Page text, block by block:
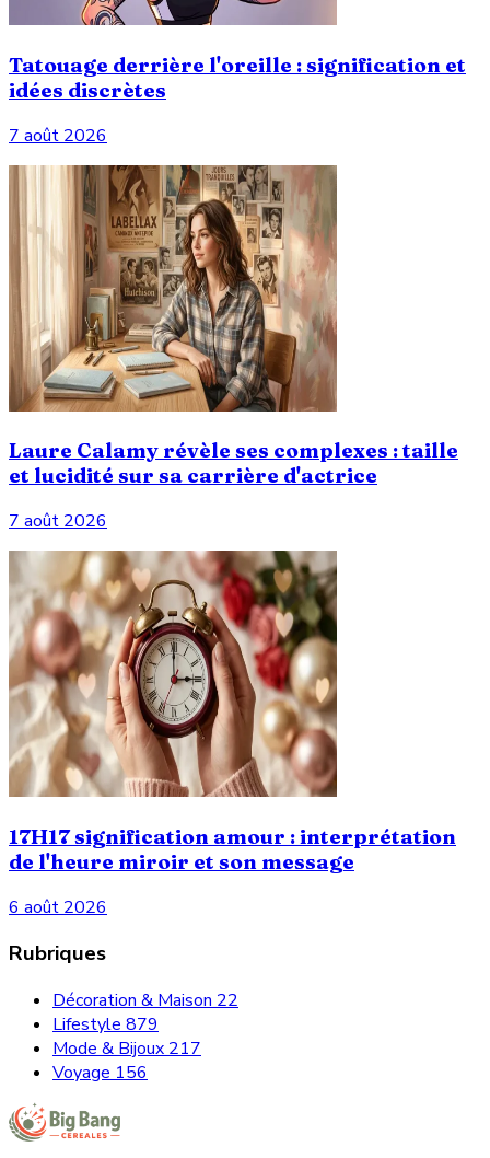
Tatouage derrière l'oreille : signification et
idées discrètes
7 août 2026
Laure Calamy révèle ses complexes : taille
et lucidité sur sa carrière d'actrice
7 août 2026
17H17 signification amour : interprétation
de l'heure miroir et son message
6 août 2026
Rubriques
Décoration & Maison 22
Lifestyle 879
Mode & Bijoux 217
Voyage 156